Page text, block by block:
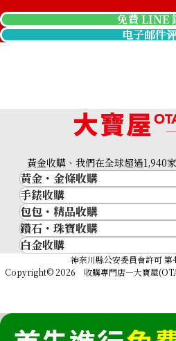
Platinum (Pt1000) Ingot Horn
收購參考價格
NTD 14,000
免費 LINE
电子邮件
黃金收購、我們在全球超過1,940
黃金・金條收購
黃金與貴金屬
金的錠
金幣
黃金過去10年
黃金飾品
手錶收購
名牌手錶
Rolex
Patek Philippe
Audemars Piguet
包包・精品收購
品牌精品
Cartier
LOUIS VUITTON
Hermès
CHANEL
Fendi
鑽石・珠寶收購
鑽石･珠寶
祖母綠（翠玉）
藍寶石（蒼玉）
白金收購
神奈川縣公安委員會許可
Copyright© 2026 收購專門店—大寶屋